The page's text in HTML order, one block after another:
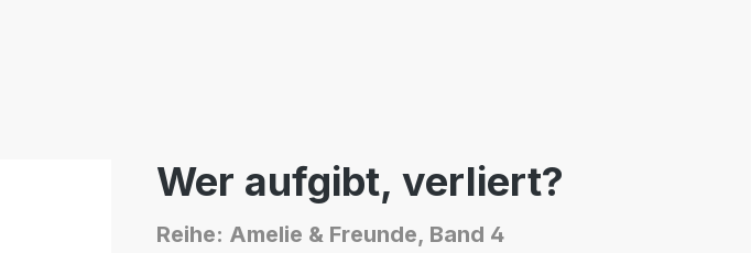
Wer aufgibt, verliert?
Reihe: Amelie & Freunde, Band 4